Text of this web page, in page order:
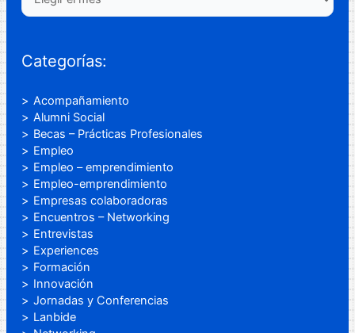
Categorías:
Acompañamiento
Alumni Social
Becas – Prácticas Profesionales
Empleo
Empleo – emprendimiento
Empleo-emprendimiento
Empresas colaboradoras
Encuentros – Networking
Entrevistas
Experiences
Formación
Innovación
Jornadas y Conferencias
Lanbide